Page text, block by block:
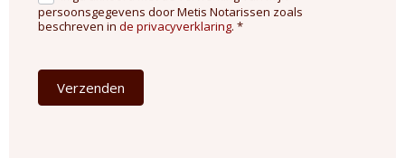
persoonsgegevens door Metis Notarissen zoals
beschreven in de privacyverklaring. *
Verzenden